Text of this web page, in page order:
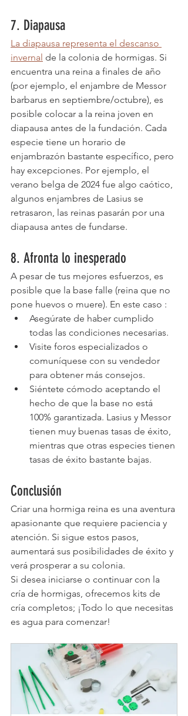
7. Diapausa
La diapausa representa el descanso
invernal de la colonia de hormigas. Si
encuentra una reina a finales de año
(por ejemplo, el enjambre de Messor
barbarus en septiembre/octubre), es
posible colocar a la reina joven en
diapausa antes de la fundación. Cada
especie tiene un horario de
enjambrazón bastante específico, pero
hay excepciones. Por ejemplo, el
verano belga de 2024 fue algo caótico,
algunos enjambres de Lasius se
retrasaron, las reinas pasarán por una
diapausa antes de fundarse.
8. Afronta lo inesperado
A pesar de tus mejores esfuerzos, es
posible que la base falle (reina que no
pone huevos o muere). En este caso :
Asegúrate de haber cumplido
todas las condiciones necesarias.
Visite foros especializados o
comuníquese con su vendedor
para obtener más consejos.
Siéntete cómodo aceptando el
hecho de que la base no está
100% garantizada. Lasius y Messor
tienen muy buenas tasas de éxito,
mientras que otras especies tienen
tasas de éxito bastante bajas.
Conclusión
Criar una hormiga reina es una aventura
apasionante que requiere paciencia y
atención. Si sigue estos pasos,
aumentará sus posibilidades de éxito y
verá prosperar a su colonia.
Si desea iniciarse o continuar con la
cría de hormigas, ofrecemos kits de
cría completos; ¡Todo lo que necesitas
es agua para comenzar!